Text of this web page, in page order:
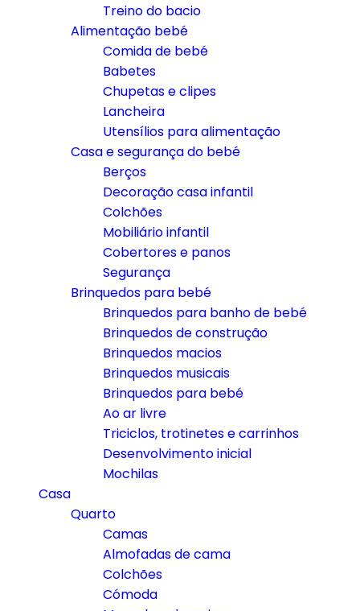
Treino do bacio
Alimentação bebé
Comida de bebé
Babetes
Chupetas e clipes
Lancheira
Utensílios para alimentação
Casa e segurança do bebé
Berços
Decoração casa infantil
Colchões
Mobiliário infantil
Cobertores e panos
Segurança
Brinquedos para bebé
Brinquedos para banho de bebé
Brinquedos de construção
Brinquedos macios
Brinquedos musicais
Brinquedos para bebé
Ao ar livre
Triciclos, trotinetes e carrinhos
Desenvolvimento inicial
Mochilas
Casa
Quarto
Camas
Almofadas de cama
Colchões
Cómoda